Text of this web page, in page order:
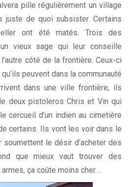
pille régulièrement un village
juste de quoi subsister. Certains
ont été matés. Trois des
vieux sage qui leur conseille
côté de la frontière. Ceux-ci
peuvent dans la communauté
dans une ville frontière, ils
deux pistoleros Chris et Vin qui
cercueil d’un indien au cimetière
certains. Ils vont les voir dans le
le désir d’acheter des
que mieux vaut trouver des
ça coûte moins cher…